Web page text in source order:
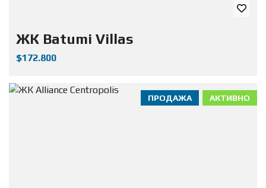
ЖК Batumi Villas
$172.800
АКТИВНО
ПРОДАЖА